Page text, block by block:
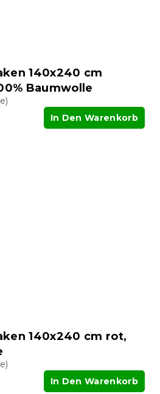
140x240 cm
Baumwolle
In Den Warenkorb
140x240 cm rot,
In Den Warenkorb